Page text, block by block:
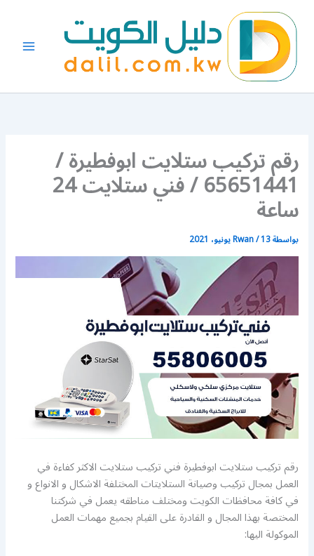
المحتوى
رقم تركيب ستلايت ابوفطيرة /
65651441 / فني ستلايت 24
ساعة
بواسطة Rwan/13 يونيو، 2021
رقم تركيب ستلايت ابوفطيرة فني تركيب ستلايت الاكثر كفاءة في
العمل بمجال تركيب وصيانة الستلايتات المختلفة الاشكال و الانواع و
في كافة محافظات الكويت ومختلف مناطقه يعمل في شركتنا
المختصة بهذا المجال و القادرة على القيام بجميع مهمات العمل
الموكولة اليها: